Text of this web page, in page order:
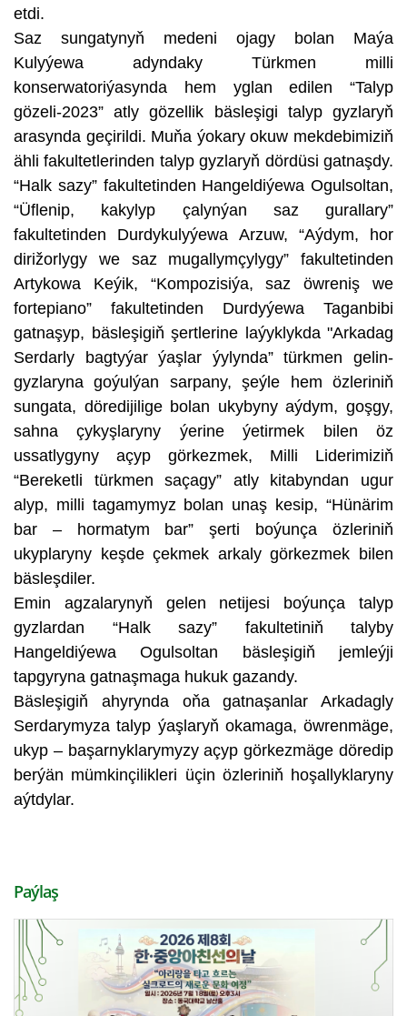
etdi.
Saz sungatynyň medeni ojagy bolan Maýa
Kulyýewa adyndaky Türkmen milli
konserwatoriýasynda hem yglan edilen “Talyp
gözeli-2023” atly gözellik bäsleşigi talyp gyzlaryň
arasynda geçirildi. Muňa ýokary okuw mekdebimiziň
ähli fakultetlerinden talyp gyzlaryň dördüsi gatnaşdy.
“Halk sazy” fakultetinden Hangeldiýewa Ogulsoltan,
“Üflenip, kakylyp çalynýan saz gurallary”
fakultetinden Durdykulyýewa Arzuw, “Aýdym, hor
dirižorlygy we saz mugallymçylygy” fakultetinden
Artykowa Keýik, “Kompozisiýa, saz öwreniş we
fortepiano” fakultetinden Durdyýewa Taganbibi
gatnaşyp, bäsleşigiň şertlerine laýyklykda "Arkadag
Serdarly bagtyýar ýaşlar ýylynda” türkmen gelin-
gyzlaryna goýulýan sarpany, şeýle hem özleriniň
sungata, döredijilige bolan ukybyny aýdym, goşgy,
sahna çykyşlaryny ýerine ýetirmek bilen öz
ussatlygyny açyp görkezmek, Milli Liderimiziň
“Bereketli türkmen saçagy” atly kitabyndan ugur
alyp, milli tagamymyz bolan unaş kesip, “Hünärim
bar – hormatym bar” şerti boýunça özleriniň
ukyplaryny keşde çekmek arkaly görkezmek bilen
bäsleşdiler.
Emin agzalarynyň gelen netijesi boýunça talyp
gyzlardan “Halk sazy” fakultetiniň talyby
Hangeldiýewa Ogulsoltan bäsleşigiň jemleýji
tapgyryna gatnaşmaga hukuk gazandy.
Bäsleşigiň ahyrynda oňa gatnaşanlar Arkadagly
Serdarymyza talyp ýaşlaryň okamaga, öwrenmäge,
ukyp – başarnyklarymyzy açyp görkezmäge döredip
berýän mümkinçilikleri üçin özleriniň hoşallyklaryny
aýtdylar.
Paýlaş